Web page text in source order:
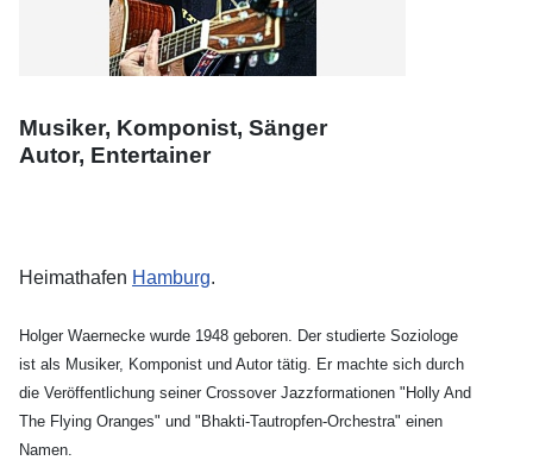
Musiker, Komponist, Sänger
Autor, Entertainer
Heimathafen Hamburg.
Holger Waernecke wurde 1948 geboren. Der studierte Soziologe
ist als Musiker, Komponist und Autor tätig. Er machte sich durch
die Veröffentlichung seiner Crossover Jazzformationen "Holly And
The Flying Oranges" und "Bhakti-Tautropfen-Orchestra" einen
Namen.